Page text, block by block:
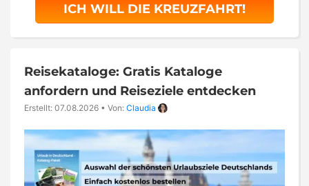
ICH WILL DIE KREUZFAHRT!
Reisekataloge: Gratis Kataloge
anfordern und Reiseziele entdecken
Erstellt: 07.08.2026 • Von: Claudia